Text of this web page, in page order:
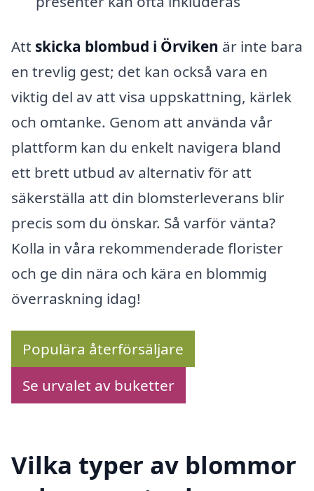
Att skicka blombud i Örviken är inte bara
en trevlig gest; det kan också vara en
viktig del av att visa uppskattning, kärlek
och omtanke. Genom att använda vår
plattform kan du enkelt navigera bland
ett brett utbud av alternativ för att
säkerställa att din blomsterleverans blir
precis som du önskar. Så varför vänta?
Kolla in våra rekommenderade florister
och ge din nära och kära en blommig
överraskning idag!
Populära återförsäljare
Se urvalet av buketter
Vilka typer av blommor